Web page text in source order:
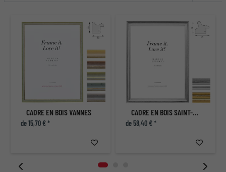
CADRE EN BOIS VANNES
de 15,70 € *
CADRE EN BOIS SAINT-PIERRE SUR MESURE
de 58,40 € *